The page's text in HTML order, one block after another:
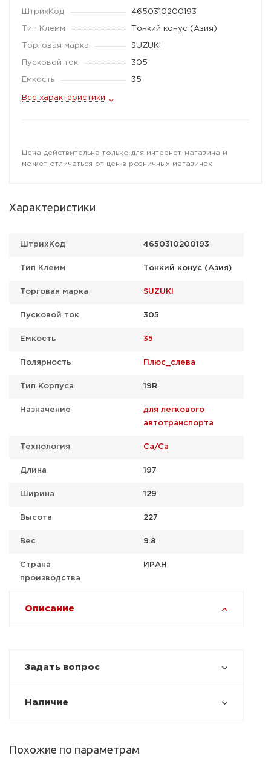
ШтрихКод 4650310200193
Тип Клемм Тонкий конус (Азия)
Торговая марка SUZUKI
Пусковой ток 305
Емкость 35
Все характеристики
Цена действительна только для интернет-магазина и
может отличаться от цен в розничных магазинах
Характеристики
ШтрихКод 4650310200193
Тип Клемм Тонкий конус (Азия)
Торговая марка SUZUKI
Пусковой ток 305
Емкость 35
Полярность Плюс_слева
Тип Корпуса 19R
Назначение
для легкового
автотранспорта
Технология Ca/Ca
Длина 197
Ширина 129
Высота 227
Вес 9.8
Страна
производства
ИРАН
Описание
Задать вопрос
Наличие
Похожие по параметрам